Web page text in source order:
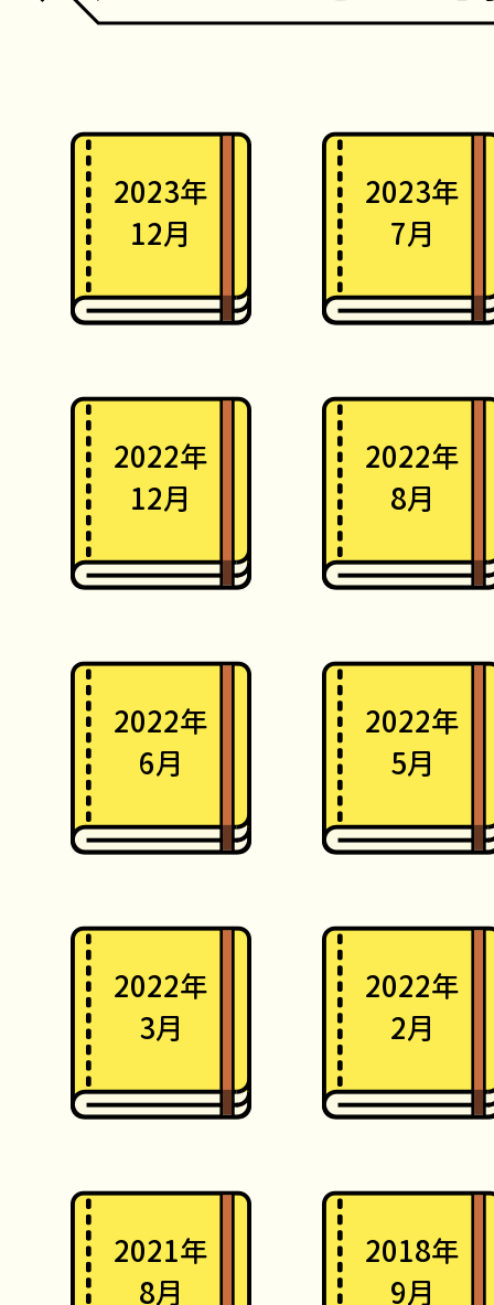
2023年
12月
2023年
7月
2022年
12月
2022年
8月
2022年
6月
2022年
5月
2022年
3月
2022年
2月
2021年
8月
2018年
9月